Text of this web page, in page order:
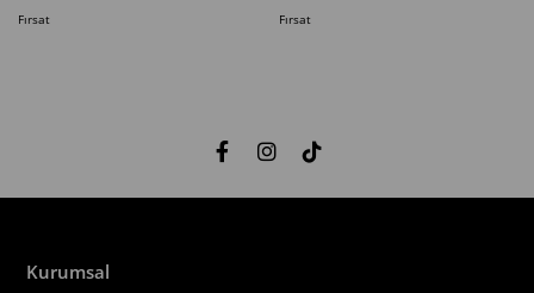
İndirim
Fırsat
İndirim
Fırsat
Kurumsal